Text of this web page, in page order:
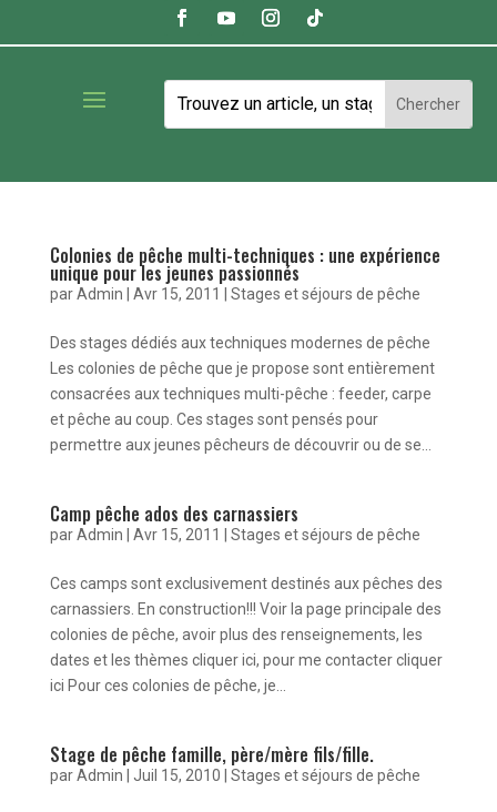
Colonies de pêche multi-techniques : une expérience
unique pour les jeunes passionnés
parAdmin Avr 15, 2011 Stages et séjours de pêche
Des stages dédiés aux techniques modernes de pêche
Les colonies de pêche que je propose sont entièrement
consacrées aux techniques multi-pêche : feeder, carpe
et pêche au coup. Ces stages sont pensés pour
permettre aux jeunes pêcheurs de découvrir ou de se...
Camp pêche ados des carnassiers
parAdmin Avr 15, 2011 Stages et séjours de pêche
Ces camps sont exclusivement destinés aux pêches des
carnassiers. En construction!!! Voir la page principale des
colonies de pêche, avoir plus des renseignements, les
dates et les thèmes cliquer ici, pour me contacter cliquer
ici Pour ces colonies de pêche, je...
Stage de pêche famille, père/mère fils/fille.
parAdmin Juil 15, 2010 Stages et séjours de pêche